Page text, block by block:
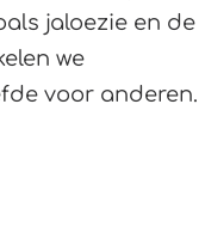
jaloezie en de
we
voor anderen.